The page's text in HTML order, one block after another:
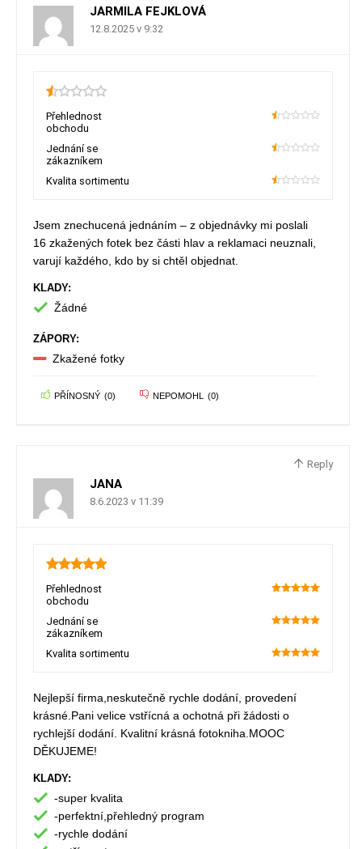
JARMILA FEJKLOVÁ
12.8.2025 v 9:32
0.5
Přehlednost
obchodu
Jednání se
zákazníkem
Kvalita sortimentu
Jsem znechucená jednáním – z objednávky mi poslali
16 zkažených fotek bez části hlav a reklamaci neuznali,
varují každého, kdo by si chtěl objednat.
KLADY:
Žádné
ZÁPORY:
Zkažené fotky
PŘÍNOSNÝ (0) NEPOMOHL (0)
Reply
JANA
8.6.2023 v 11:39
5
Přehlednost
obchodu
Jednání se
zákazníkem
Kvalita sortimentu
Nejlepší firma,neskutečně rychle dodání, provedení
krásné.Pani velice vstřícná a ochotná při žádosti o
rychlejší dodání. Kvalitní krásná fotokniha.MOOC
DĚKUJEME!
KLADY:
-super kvalita
-perfektní,přehledný program
-rychle dodání